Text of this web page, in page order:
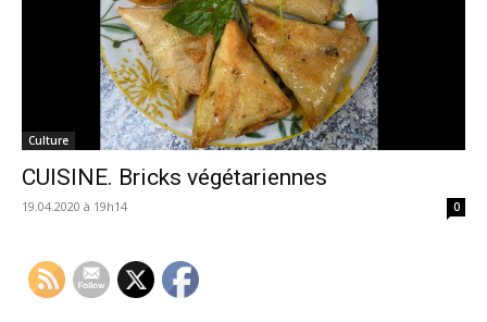
Culture
CUISINE. Bricks végétariennes
19.04.2020 à 19h14 0